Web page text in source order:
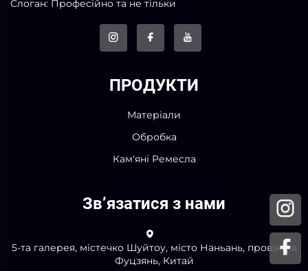
Слоган: Професійно та не тільки
ПРОДУКТИ
Матеріали
Обробка
Кам'яні Ремесла
Зв’язатися з нами
5-та галерея, містечко Шуйтоу, місто Наньань, провінція
Фуцзянь, Китай